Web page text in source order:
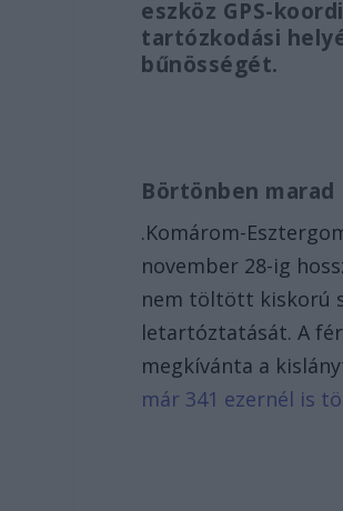
eszköz GPS-
tartózkodási
bűnösségét.
Börtönben marad
.Komárom-
november 28-ig
nem töltött kiskorú
letartóztatását. A
megkívánta a
már 341 ezernél is